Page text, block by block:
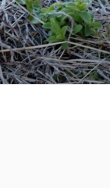
コ
ン
テ
ン
ツ
へ
ス